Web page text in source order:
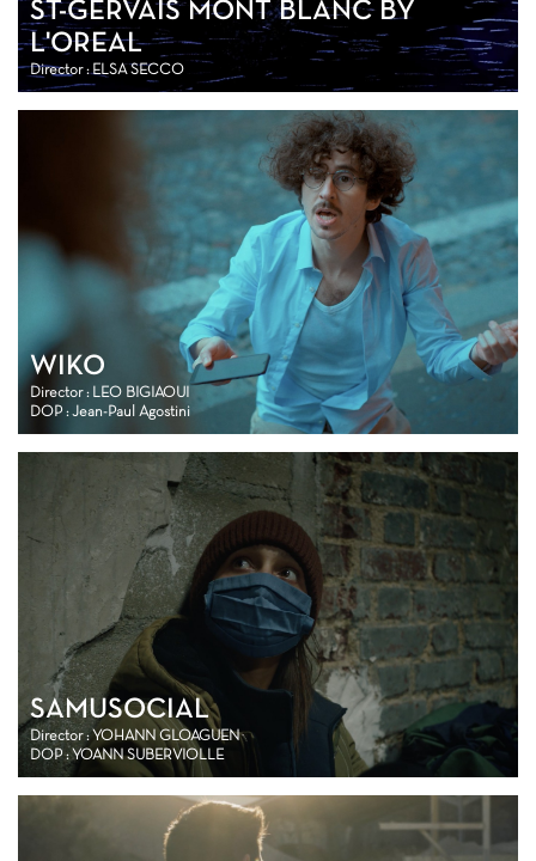
ST-GERVAIS MONT BLANC BY
L'OREAL
Director : ELSA SECCO
WIKO
Director : LEO BIGIAOUI
DOP : Jean-Paul Agostini
SAMUSOCIAL
Director : YOHANN GLOAGUEN
DOP : YOANN SUBERVIOLLE